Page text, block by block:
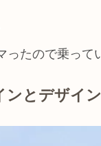
たので乗って
ンとデザイ